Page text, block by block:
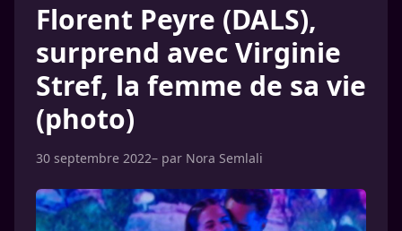
Florent Peyre (DALS),
surprend avec Virginie
Stref, la femme de sa vie
(photo)
30 septembre 2022– par Nora Semlali